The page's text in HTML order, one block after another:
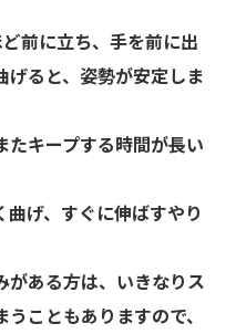
前に立ち、手を前に出
げると、姿勢が安定しま
たキープする時間が長い
げ、すぐに伸ばすやり
がある方は、いきなりス
こともありますので、